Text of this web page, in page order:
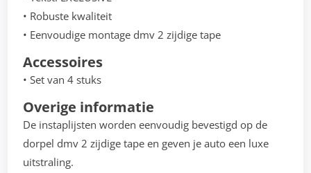
• Robuste kwaliteit
• Eenvoudige montage dmv 2 zijdige tape
Accessoires
• Set van 4 stuks
Overige informatie
De instaplijsten worden eenvoudig bevestigd op de
dorpel dmv 2 zijdige tape en geven je auto een luxe
uitstraling.